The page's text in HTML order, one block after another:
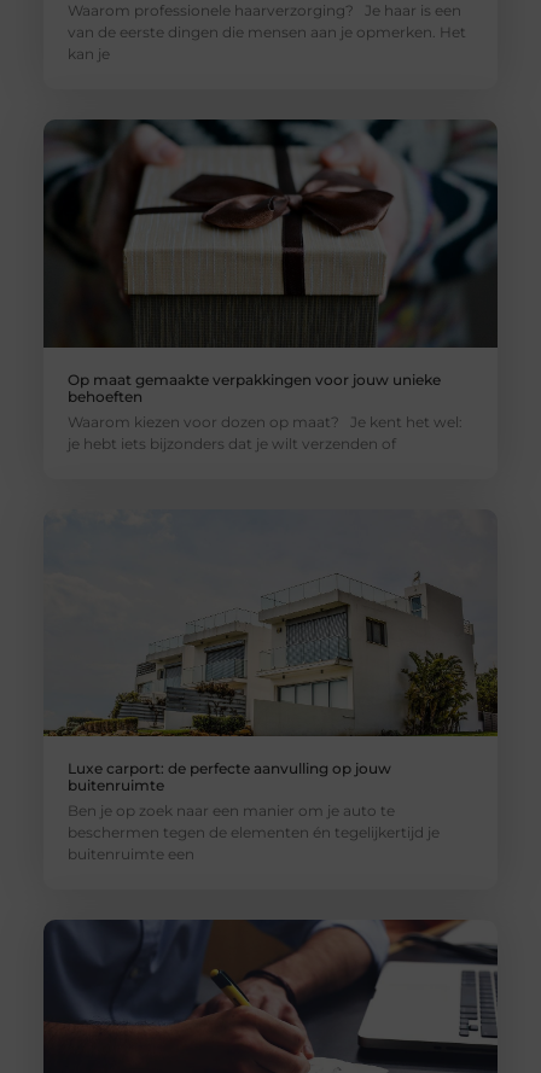
Waarom professionele haarverzorging? Je haar is een
van de eerste dingen die mensen aan je opmerken. Het
kan je
Op maat gemaakte verpakkingen voor jouw unieke
behoeften
Waarom kiezen voor dozen op maat? Je kent het wel:
je hebt iets bijzonders dat je wilt verzenden of
Luxe carport: de perfecte aanvulling op jouw
buitenruimte
Ben je op zoek naar een manier om je auto te
beschermen tegen de elementen én tegelijkertijd je
buitenruimte een